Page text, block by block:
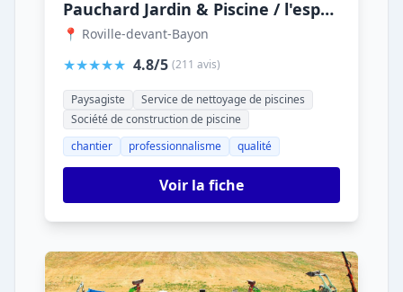
Pauchard Jardin & Piscine / l'esprit piscine
📍 Roville-devant-Bayon
★★★★★ 4.8/5 (211 avis)
Paysagiste
Service de nettoyage de piscines
Société de construction de piscine
chantier
professionnalisme qualité
Voir la fiche